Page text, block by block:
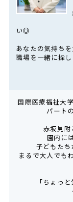
い◎
あなたの気持ち
職場を一緒に探し
国際医療福祉大
パート
赤坂見附
園内に
子どもたち
まるで大人でも
「ちょっ